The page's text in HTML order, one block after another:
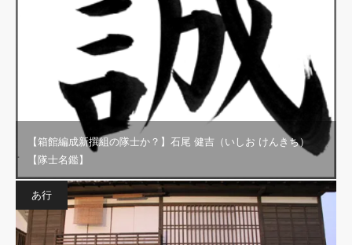
【箱館編成新撰組の隊士か？】石尾 健吉（いしお けんきち）
【隊士名鑑】
あ行